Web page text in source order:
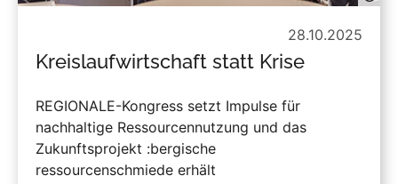
28.10.2025
Kreislaufwirtschaft statt Krise
REGIONALE-Kongress setzt Impulse für
nachhaltige Ressourcennutzung und das
Zukunftsprojekt :bergische
ressourcenschmiede erhält